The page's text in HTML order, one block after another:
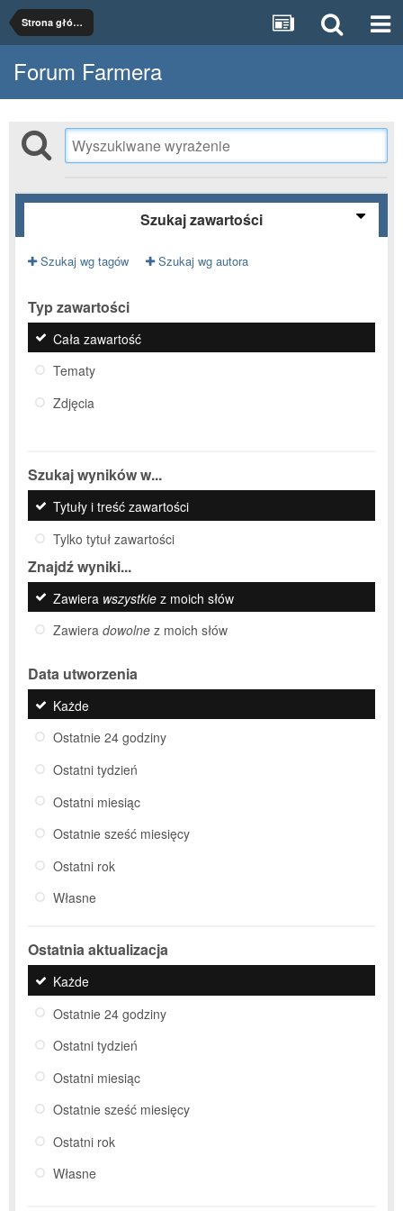
Strona główna
Forum Farmera
Szukaj zawartości
Szukaj wg tagów Szukaj wg autora
Typ zawartości
Cała zawartość
Tematy
Zdjęcia
Szukaj wyników w...
Tytuły i treść zawartości
Tylko tytuł zawartości
Znajdź wyniki...
Zawiera wszystkie z moich słów
Zawiera dowolne z moich słów
Data utworzenia
Każde
Ostatnie 24 godziny
Ostatni tydzień
Ostatni miesiąc
Ostatnie sześć miesięcy
Ostatni rok
Własne
Ostatnia aktualizacja
Każde
Ostatnie 24 godziny
Ostatni tydzień
Ostatni miesiąc
Ostatnie sześć miesięcy
Ostatni rok
Własne